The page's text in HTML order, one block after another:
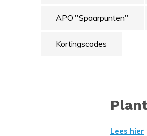
APO ''Spaarpunten''
Kortingscodes
Lees hier